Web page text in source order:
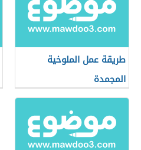
طريقة عمل الملوخية
المجمدة